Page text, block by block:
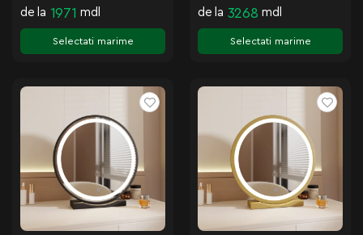
de la 1971 mdl
Selectati marime
de la 3268 mdl
Selectati marime